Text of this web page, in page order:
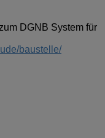
DGNB System für
baustelle/